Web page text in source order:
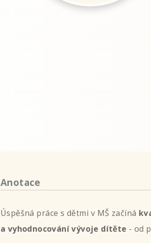
Anotace
Úspěšná práce s dětmi v MŠ začíná
a vyhodnocování vývoje dítěte - od